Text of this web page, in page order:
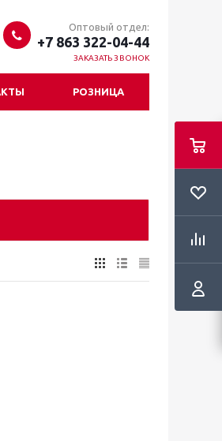
Оптовый отдел:
+7 863 322-04-44
ЗАКАЗАТЬ ЗВОНОК
РОЗНИЦА